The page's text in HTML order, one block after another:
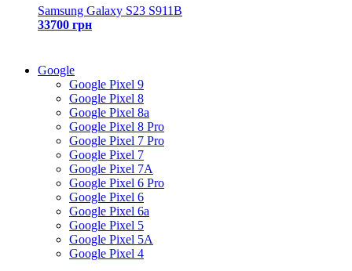
Samsung Galaxy S23 S911B
33700 грн
Google
Google Pixel 9
Google Pixel 8
Google Pixel 8a
Google Pixel 8 Pro
Google Pixel 7 Pro
Google Pixel 7
Google Pixel 7A
Google Pixel 6 Pro
Google Pixel 6
Google Pixel 6a
Google Pixel 5
Google Pixel 5A
Google Pixel 4